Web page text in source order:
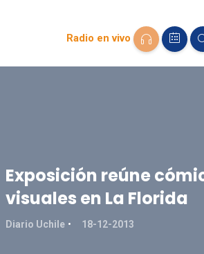
Radio en vivo
Exposición reúne
visuales en La Florida
Diario Uchile 18-12-2013